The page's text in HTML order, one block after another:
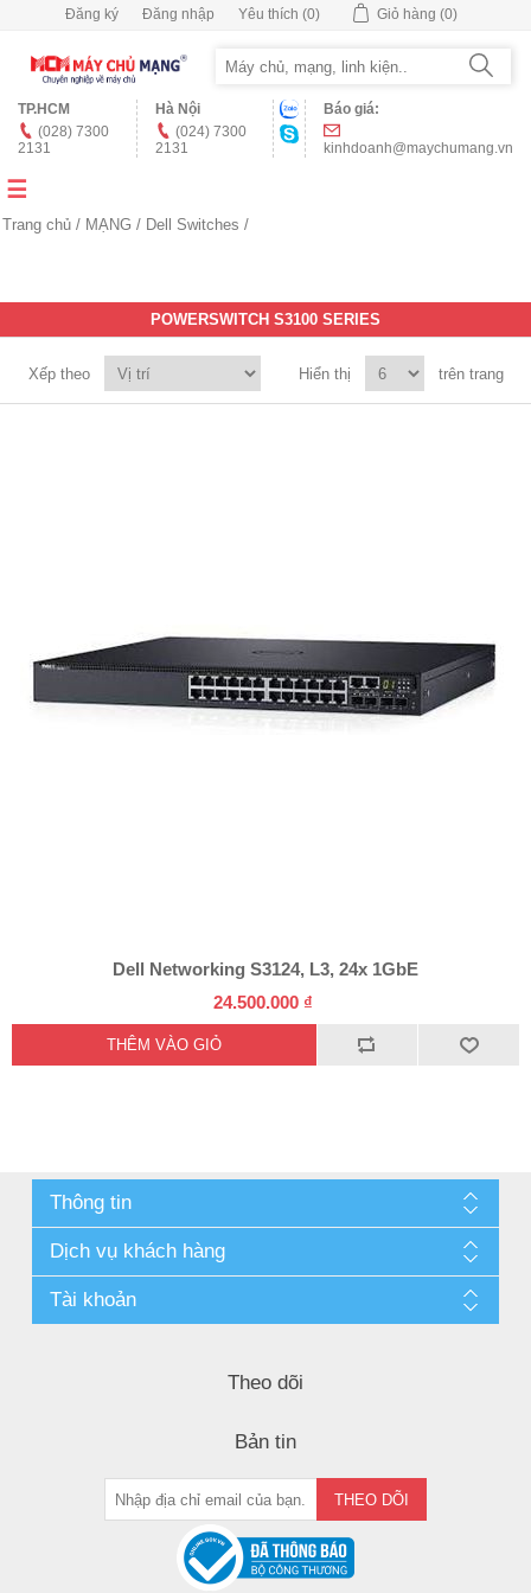
Đăng ký Đăng nhập Yêu thích (0) Giỏ hàng (0)
TP.HCM
(028) 7300
2131
Hà Nội
(024) 7300
2131
Báo giá:
kinhdoanh@maychumang.vn
Trang chủ / MẠNG / Dell Switches /
POWERSWITCH S3100 SERIES
Xếp theo Hiển thị trên trang
Dell Networking S3124, L3, 24x 1GbE
24.500.000 ₫
Thông tin
Dịch vụ khách hàng
Tài khoản
Theo dõi
Bản tin